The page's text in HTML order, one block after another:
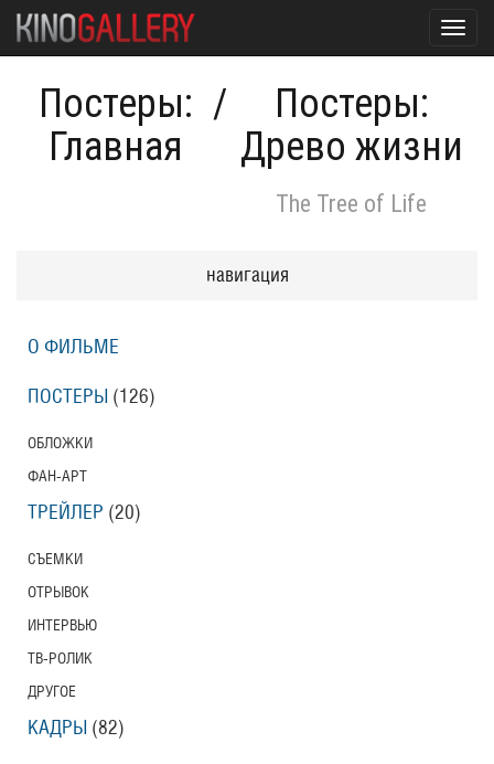
Постеры:
Главная
/
Постеры:
Древо жизни
The Tree of Life
навигация
О ФИЛЬМЕ
ПОСТЕРЫ (126)
ОБЛОЖКИ
ФАН-АРТ
ТРЕЙЛЕР (20)
СЪЕМКИ
ОТРЫВОК
ИНТЕРВЬЮ
ТВ-РОЛИК
ДРУГОЕ
КАДРЫ (82)